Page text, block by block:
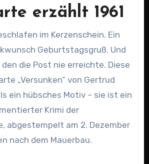
erzählt 1961
Geburtstagsgruß. Und
die Post nie erreichte. Diese
„Versunken” von Gertrud
ein hübsches Motiv – sie ist ein
Krimi der
abgestempelt am 2. Dezember
nach dem Mauerbau.